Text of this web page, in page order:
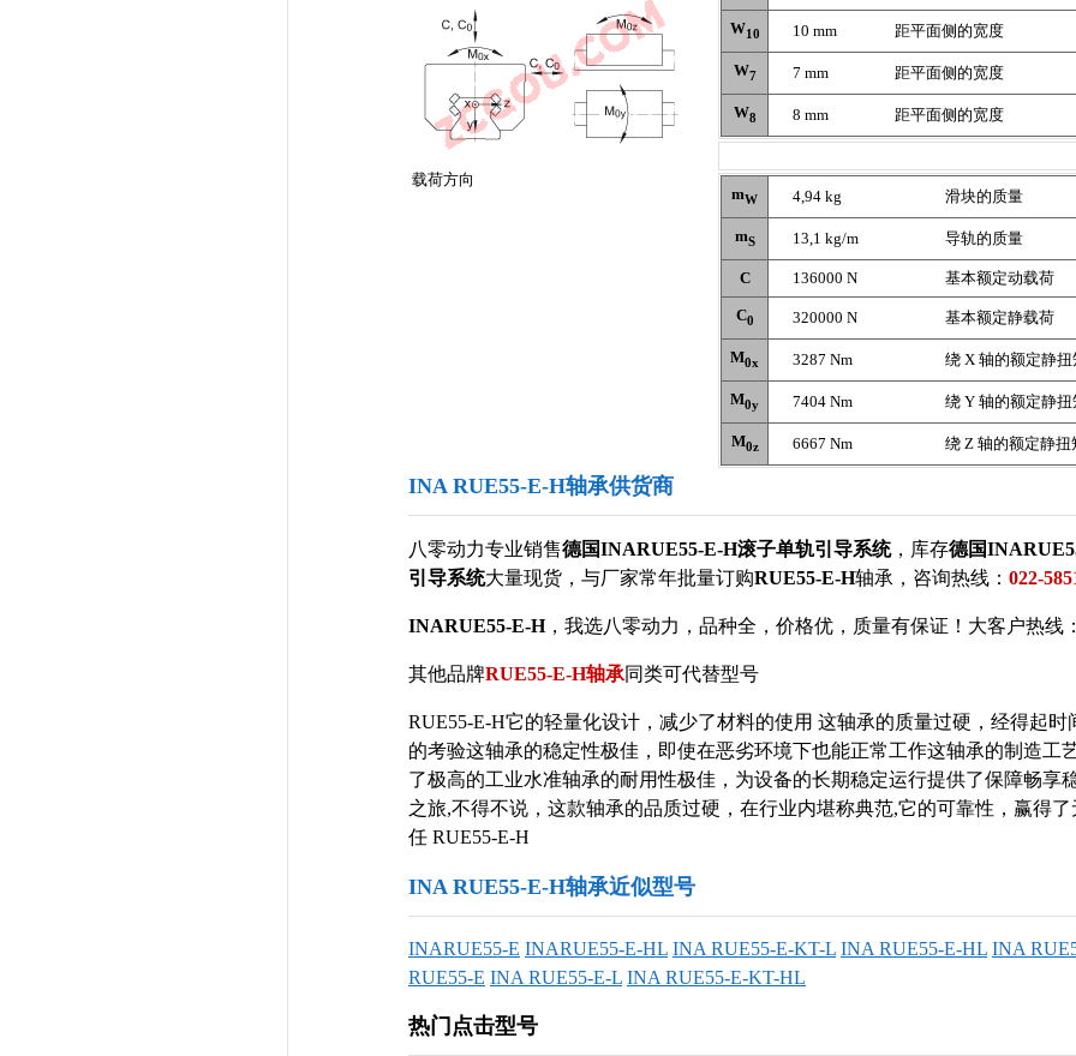
载荷方向
W10 10 mm 距平面侧的宽度
W7 7 mm 距平面侧的宽度
W8 8 mm 距平面侧的宽度
mW 4,94 kg 滑块的质量
mS 13,1 kg/m 导轨的质量
C 136000 N 基本额定动载荷
C0 320000 N 基本额定静载荷
M0x 3287 Nm 绕 X 轴的额定静扭
M0y 7404 Nm 绕 Y 轴的额定静扭
M0z 6667 Nm 绕 Z 轴的额定静扭
INA RUE55-E-H轴承供货商
八零动力专业销售德国INARUE55-E-H滚子单轨引导系统，库存德国
引导系统大量现货，与厂家常年批量订购RUE55-E-H轴承，咨询热线： 022-
INARUE55-E-H，我选八零动力，品种全，价格优，质量有保证！大客户热线
其他品牌RUE55-E-H轴承同类可代替型号
RUE55-E-H它的轻量化设计，减少了材料的使用 这轴承的质量过硬，经得起时
的考验这轴承的稳定性极佳，即使在恶劣环境下也能正常工作这轴承的制造工
了极高的工业水准轴承的耐用性极佳，为设备的长期稳定运行提供了保障畅享
之旅,不得不说，这款轴承的品质过硬，在行业内堪称典范,它的可靠性，赢得
任 RUE55-E-H
INA RUE55-E-H轴承近似型号
INARUE55-E INARUE55-E-HL INA RUE55-E-KT-L INA RUE55-E-HL INA
RUE55-E INA RUE55-E-L INA RUE55-E-KT-HL
热门点击型号